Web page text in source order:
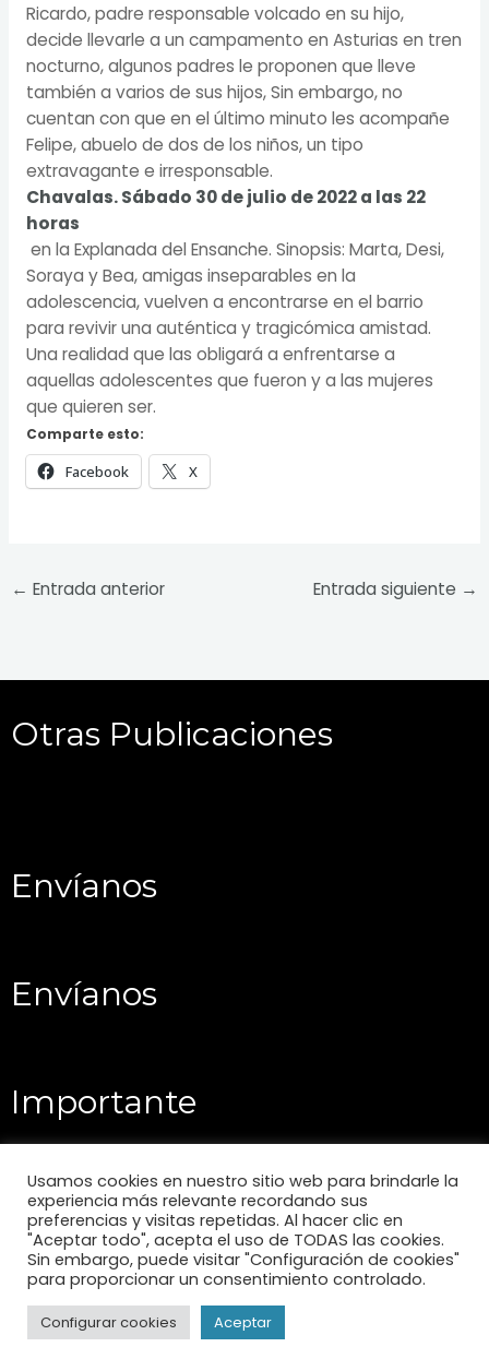
Ricardo, padre responsable volcado en su hijo,
decide llevarle a un campamento en Asturias en tren
nocturno, algunos padres le proponen que lleve
también a varios de sus hijos, Sin embargo, no
cuentan con que en el último minuto les acompañe
Felipe, abuelo de dos de los niños, un tipo
extravagante e irresponsable.
Chavalas. Sábado 30 de julio de 2022 a las 22
horas
en la Explanada del Ensanche. Sinopsis: Marta, Desi,
Soraya y Bea, amigas inseparables en la
adolescencia, vuelven a encontrarse en el barrio
para revivir una auténtica y tragicómica amistad.
Una realidad que las obligará a enfrentarse a
aquellas adolescentes que fueron y a las mujeres
que quieren ser.
Comparte esto:
Facebook X
← Entrada anterior Entrada siguiente →
Otras Publicaciones
Envíanos
Envíanos
Importante
Usamos cookies en nuestro sitio web para brindarle la
experiencia más relevante recordando sus
preferencias y visitas repetidas. Al hacer clic en
"Aceptar todo", acepta el uso de TODAS las cookies.
Sin embargo, puede visitar "Configuración de cookies"
para proporcionar un consentimiento controlado.
Configurar cookies Aceptar